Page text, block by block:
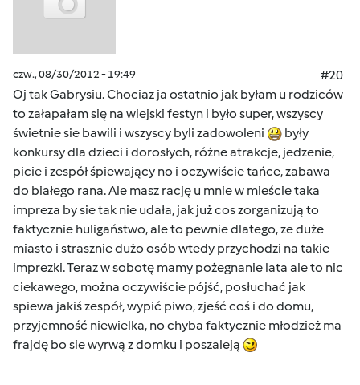
czw., 08/30/2012 - 19:49
#20
Oj tak Gabrysiu. Chociaz ja ostatnio jak byłam u rodziców
to załapałam się na wiejski festyn i było super, wszyscy
świetnie sie bawili i wszyscy byli zadowoleni
były
konkursy dla dzieci i dorosłych, różne atrakcje, jedzenie,
picie i zespół śpiewający no i oczywiście tańce, zabawa
do białego rana. Ale masz rację u mnie w mieście taka
impreza by sie tak nie udała, jak już cos zorganizują to
faktycznie huligaństwo, ale to pewnie dlatego, ze duże
miasto i strasznie dużo osób wtedy przychodzi na takie
imprezki. Teraz w sobotę mamy pożegnanie lata ale to nic
ciekawego, można oczywiście pójść, posłuchać jak
spiewa jakiś zespół, wypić piwo, zjeść coś i do domu,
przyjemność niewielka, no chyba faktycznie młodzież ma
frajdę bo sie wyrwą z domku i poszaleją